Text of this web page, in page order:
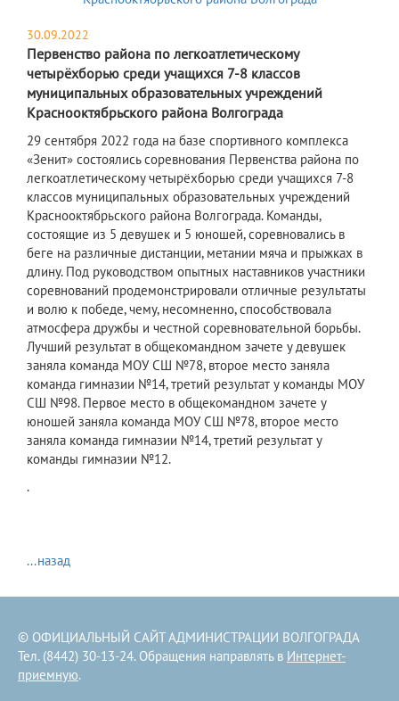
30.09.2022
Первенство района по легкоатлетическому
четырёхборью среди учащихся 7-8 классов
муниципальных образовательных учреждений
Краснооктябрьского района Волгограда
29 сентября 2022 года на базе спортивного комплекса
«Зенит» состоялись соревнования Первенства района по
легкоатлетическому четырёхборью среди учащихся 7-8
классов муниципальных образовательных учреждений
Краснооктябрьского района Волгограда. Команды,
состоящие из 5 девушек и 5 юношей, соревновались в
беге на различные дистанции, метании мяча и прыжках в
длину. Под руководством опытных наставников участники
соревнований продемонстрировали отличные результаты
и волю к победе, чему, несомненно, способствовала
атмосфера дружбы и честной соревновательной борьбы.
Лучший результат в общекомандном зачете у девушек
заняла команда МОУ СШ №78, второе место заняла
команда гимназии №14, третий результат у команды МОУ
СШ №98. Первое место в общекомандном зачете у
юношей заняла команда МОУ СШ №78, второе место
заняла команда гимназии №14, третий результат у
команды гимназии №12.
.
...назад
© ОФИЦИАЛЬНЫЙ САЙТ АДМИНИСТРАЦИИ ВОЛГОГРАДА
Тел. (8442) 30-13-24. Обращения направлять в Интернет-
приемную.